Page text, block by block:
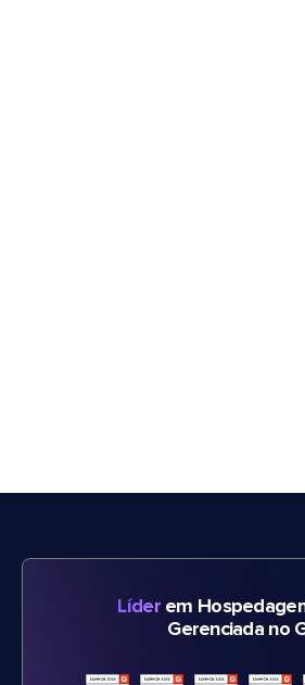
Líderem
Gerenciada no